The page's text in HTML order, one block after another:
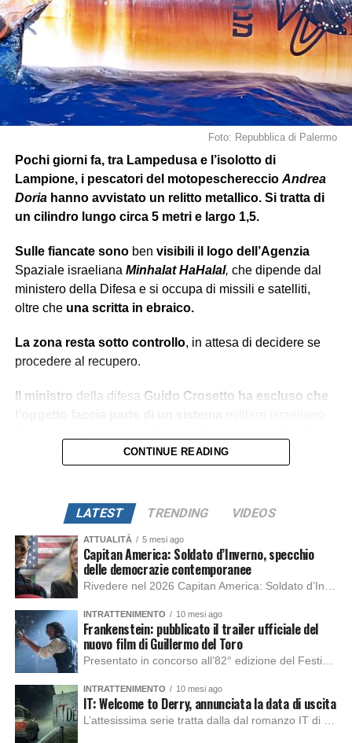
Foto: Repubblica di Palermo
Pochi giorni fa, tra Lampedusa e l’isolotto di
Lampione, i pescatori del motopeschereccio Andrea
Doriahanno avvistato un relitto metallico. Si tratta di
un cilindro lungo circa 5 metri e largo 1,5.
Sulle fiancate sonoben visibili il logo dell’Agenzia
Spaziale israeliana Minhalat HaHalal, che dipende dal
ministero della Difesa e si occupa di missili e satelliti,
oltre che una scritta in ebraico.
La zona resta sotto controllo, in attesa di decidere se
procedere al recupero.
Il ministro della difesa Guido Crosetto ha escluso che
di un frammento legato a un recente lancio spaziale.
solo all’inizio.
CONTINUE READING
LATEST TRENDING VIDEOS
ATTUALITÀ 5 mesi ago
Capitan America: Soldato d’Inverno, specchio
delle democrazie contemporanee
Rivedere nel 2026 Capitan America: Soldato d’Inverno, fa notare elementi delle democrazie moderne attuali che presentano un impatto diretto con il pubblico e il richiamo della forza di volontà e il pensiero critico del singolo. Captain America: Soldato d’Inverno (Captain America: The Winter Soldier nella versione originale) è il secondo film del supereroe della Marvel […]
INTRATTENIMENTO 10 mesi ago
Frankenstein: pubblicato il trailer ufficiale del
nuovo film di Guillermo del Toro
Presentato in concorso all’82° edizione del Festival del Cinema di Venezia, con l’impeccabile interpretazione di Oscar Isaac, Jacob Elordi, Mia Goth e Christoph Waltz, è stato pubblicato il trailer finale della nuova trasposizione cinematografica di Frankenstein firmata dal regista Guillermo del Toro. Sarà disponibile in anteprima nei cinema selezionati dal 22 ottobre e sulla piattaforma […]
INTRATTENIMENTO 10 mesi ago
IT: Welcome to Derry, annunciata la data di uscita
L’attesissima serie tratta dalla dal romanzo IT di Stephen King, arriverà anche in Italia, molto prima del previsto, dato che nei giorni precedenti HBO Max ha rivelato la data di uscita negli Stati Uniti, è giunto il momento anche per l’Italia. La nuova serie drammatica creata dal regista Andy Muschietti, basata sul romanzo best seller […]